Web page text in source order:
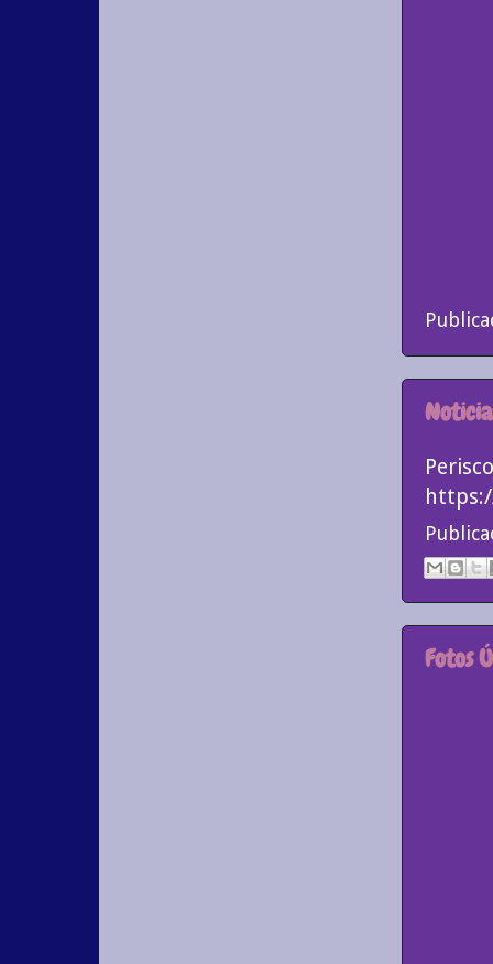
Fotos